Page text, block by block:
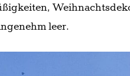
leer.